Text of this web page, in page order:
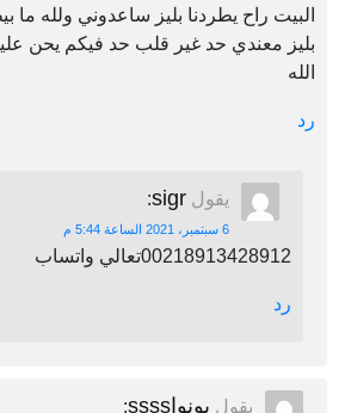
البيت راح يطردنا بليز ساعدوني ولله ما
بليز معندي حد غير قلب حد فيكم يحن
الله
رد
يقول sigr
:
6 سبتمبر، 2021 الساعة 5:44 م
00218913428912تعالي واتساب
رد
يقول بونواssss :